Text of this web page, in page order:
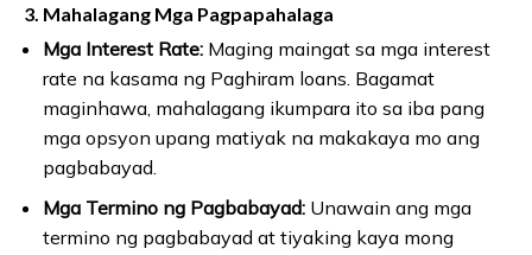
3. Mahalagang Mga Pagpapahalaga
Mga Interest Rate:Maging maingat sa mga interest
rate na kasama ng Paghiram loans. Bagamat
maginhawa, mahalagang ikumpara ito sa iba pang
mga opsyon upang matiyak na makakaya mo ang
pagbabayad.
Mga Termino ng Pagbabayad:Unawain ang mga
termino ng pagbabayad at tiyaking kaya mong